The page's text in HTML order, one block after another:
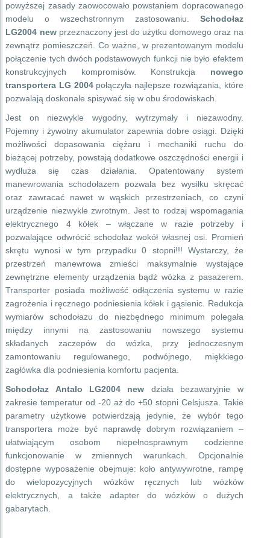
powyższej zasady zaowocowało powstaniem dopracowanego
modelu o wszechstronnym zastosowaniu. Schodołaz
LG2004 newprzeznaczony jest do użytku domowego oraz na
zewnątrz pomieszczeń. Co ważne, w prezentowanym modelu
połączenie tych dwóch podstawowych funkcji nie było efektem
konstrukcyjnych kompromisów. Konstrukcja nowego
transportera LG 2004połączyła najlepsze rozwiązania, które
pozwalają doskonale spisywać się w obu środowiskach.
Jest on niezwykle wygodny, wytrzymały i niezawodny.
Pojemny i żywotny akumulator zapewnia dobre osiągi. Dzięki
możliwości dopasowania ciężaru i mechaniki ruchu do
bieżącej potrzeby, powstają dodatkowe oszczędności energii i
wydłuża się czas działania. Opatentowany system
manewrowania schodołazem pozwala bez wysiłku skręcać
oraz zawracać nawet w wąskich przestrzeniach, co czyni
urządzenie niezwykle zwrotnym. Jest to rodzaj wspomagania
elektrycznego 4 kółek – włączane w razie potrzeby i
pozwalające odwrócić schodołaz wokół własnej osi. Promień
skrętu wynosi w tym przypadku 0 stopni!!! Wystarczy, że
przestrzeń manewrowa zmieści maksymalnie wystające
zewnętrzne elementy urządzenia bądź wózka z pasażerem.
Transporter posiada możliwość odłączenia systemu w razie
zagrożenia i ręcznego podniesienia kółek i gąsienic. Redukcja
wymiarów schodołazu do niezbędnego minimum polegała
między innymi na zastosowaniu nowszego systemu
składanych zaczepów do wózka, przy jednoczesnym
zamontowaniu regulowanego, podwójnego, miękkiego
zagłówka dla podniesienia komfortu pacjenta.
Schodołaz Antalo LG2004 new działa bezawaryjnie w
zakresie temperatur od -20 aż do +50 stopni Celsjusza. Takie
parametry użytkowe potwierdzają jedynie, że wybór tego
transportera może być naprawdę dobrym rozwiązaniem –
ułatwiającym osobom niepełnosprawnym codzienne
funkcjonowanie w zmiennych warunkach. Opcjonalnie
dostępne wyposażenie obejmuje: koło antywywrotne, rampę
do wielopozycyjnych wózków ręcznych lub wózków
elektrycznych, a także adapter do wózków o dużych
gabarytach.